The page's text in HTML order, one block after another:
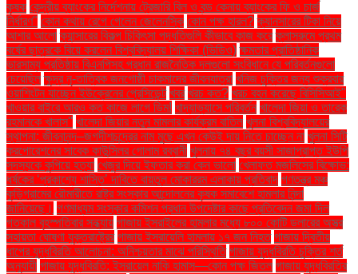
কৃষক কেন্দ্রীয় ব্যাংকের নির্দেশনায় ট্রেজারি বিল ও বন্ড কেনায় ব্যাংকের ফি ও চার্জ
নির্ধারণ" কোন কথায় রেগে গেলেন জেলেনস্কি কোন পক্ষ হারল? ক্যানসারের টিকা নিয়ে
আশার আলো ক্যান্সারের বিকল্প চিকিৎসা পদ্ধতিগুলি কীভাবে কাজ করে ক্লাসরুমে প্রথম
বর্ষের ছাত্রকে বিয়ে করলেন বিশ্ববিদ্যালয় শিক্ষিকা (ভিডিও) ক্ষমতার প্রাতিষ্ঠানিক
ভারসাম্য প্রতিষ্ঠায় বিএনপিসহ প্রধান রাজনৈতিক দলগুলো সংবিধানে যে পরিবর্তনগুলো
চেয়েছিল ক্ষুদ্র নৃ-তাত্বিক জনগোষ্ঠী চাকমাদের জীবনযাত্রা খনিজ চুক্তির জন্য শুক্রবার
ওয়াশিংটন যাচ্ছেন ইউক্রেনের প্রেসিডেন্ট খবর খরচ কত? খরচ বহন করেছে বিসিসিআই"
খাওয়ার বাইরে আরও কত কাজে লাগে ডিম! খাদ্যাভ্যাসে পরিবর্তন খালেদা জিয়া ও তারেক
রহমানকে খালাস'' খালেদা জিয়ার নতুন মামলার কার্যক্রম বাতিল খুলনা বিশ্ববিদ্যালয়ের
স্থাপনা: জীবনানন্দ–জগদীশচন্দ্রের নাম মুছে এখন কেউই দায় নিতে চাচ্ছেন না খুলনা সিটি
করপোরেশনের সাবেক কাউন্সিলর গোলাম রব্বানী খুলনায় ৭৪ বছর বয়সী সাজাপ্রাপ্ত ইউপি
সদস্যকে কুপিয়ে হত্যা খেজুর দিয়ে ইফতার করা কেন ভালো খেলাফত মজলিসের বিক্ষোভ:
ধর্ষকের ‘প্রকাশ্যে শাস্তি’ দাবিতে বায়তুল মোকাররম এলাকায় প্রতিবাদ গণতন্ত্র মঞ্চ
কুড়িগ্রামের রৌমারীতে রাষ্ট্র সংস্কার আন্দোলনের কৃষক সমাবেশে হামলার নিন্দা
জানিয়েছে। গণমাধ্যম সংস্কার কমিশন প্রধান উপদেষ্টার কাছে প্রতিবেদন জমা দিল
গতকাল বৃহস্পতিবার সন্ধ্যায় গাজায় ইসরাইলের হামলার মধ্যে ৮০০ কোটি ডলারের অস্ত্র
সহায়তা ঘোষণা যুক্তরাষ্ট্রের গাজায় ইসরায়েলি হামলায় ১৭ জন নিহত গাজায় দ্বিতীয়
ধাপের যুদ্ধবিরতি আলোচনা: অনিশ্চয়তার মাঝে পরিস্থিতি গাজায় যুদ্ধবিরতি চুক্তির শর্ত
অনুযায়ী গাজায় যুদ্ধবিরতি: ইসরায়েল নাকি হামাস—কোন পক্ষ জিতল গাজায় যুদ্ধবিরতির